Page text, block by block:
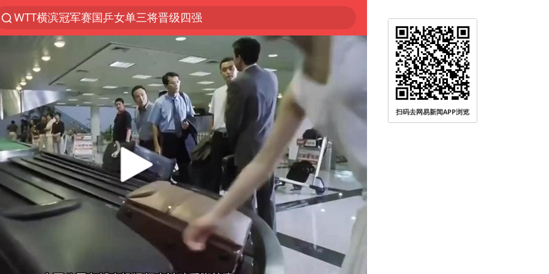
WTT横滨冠军赛国乒女单三将晋级四强
光影经济撬动暑期消费新蓝海
马克·艾伦退出斯诺克中国公开赛
新疆优化调整景区内自驾服务费
梁家辉：到内地拍戏不是北上是回归
茅台部分直营店飞天茅台提价
情侣在平潭拍日出时坠崖致一死一伤
泰国初中生饮弹自尽前开了26枪
台当局重金为“台独”织“皇帝新衣”
几元成本的AI广告导致千万市值蒸发
老挝国会主席赛宋蓬逝世
扫码去网易新闻APP浏览